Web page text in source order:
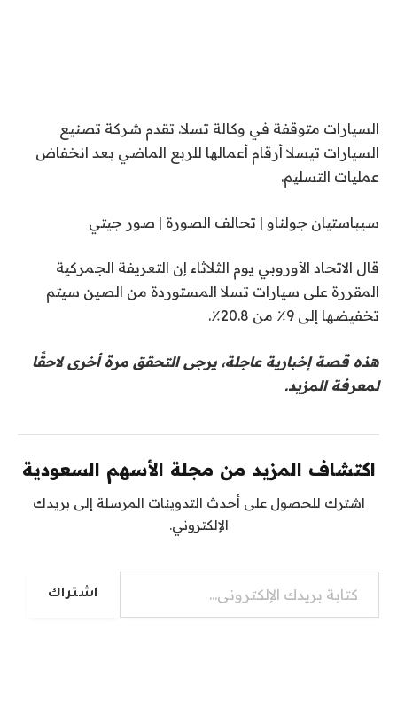
السيارات متوقفة في وكالة تسلا. تقدم شركة تصنيع
السيارات تيسلا أرقام أعمالها للربع الماضي بعد انخفاض
عمليات التسليم.
سيباستيان جولناو | تحالف الصورة | صور جيتي
قال الاتحاد الأوروبي يوم الثلاثاء إن التعريفة الجمركية
المقررة على سيارات تسلا المستوردة من الصين سيتم
تخفيضها إلى 9٪ من 20.8٪.
هذه قصة إخبارية عاجلة، يرجى التحقق مرة أخرى لاحقًا
لمعرفة المزيد.
اكتشاف المزيد من مجلة الأسهم السعودية
اشترك للحصول على أحدث التدوينات المرسلة إلى بريدك
الإلكتروني.
كتابة بريدك الإلكتروني...
اشتراك